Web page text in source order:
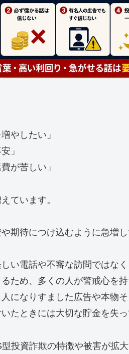
やしたい」
」
が苦しい」
ています。
期待につけ込むように急増
い電話や不審な訪問ではな
るため、多くの人が警戒心を
になりすました広告や本物
たときには大切な貯金を失
投資詐欺の特徴や被害が拡